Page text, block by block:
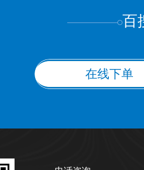
百
在线下单